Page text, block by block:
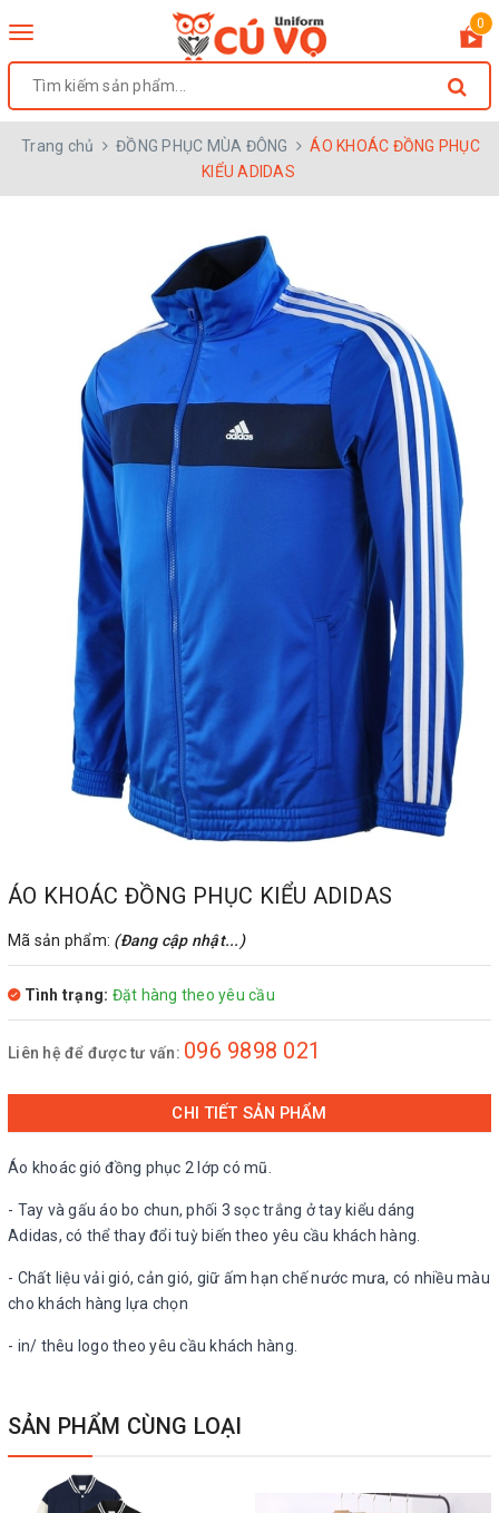
Toggle
0
Trang chủ ĐỒNG PHỤC MÙA ĐÔNG
ÁO KHOÁC ĐỒNG PHỤC
KIỂU ADIDAS
ÁO KHOÁC ĐỒNG PHỤC KIỂU ADIDAS
Mã sản phẩm: (Đang cập nhật...)
Tình trạng: Đặt hàng theo yêu cầu
Liên hệ để được tư vấn: 096 9898 021
CHI TIẾT SẢN PHẨM
Áo khoác gió đồng phục 2 lớp có mũ.
- Tay và gấu áo bo chun, phối 3 sọc trắng ở tay kiểu dáng
Adidas, có thể thay đổi tuỳ biến theo yêu cầu khách hàng.
- Chất liệu vải gió, cản gió, giữ ấm hạn chế nước mưa, có nhiều màu
cho khách hàng lựa chọn
- in/ thêu logo theo yêu cầu khách hàng.
SẢN PHẨM CÙNG LOẠI